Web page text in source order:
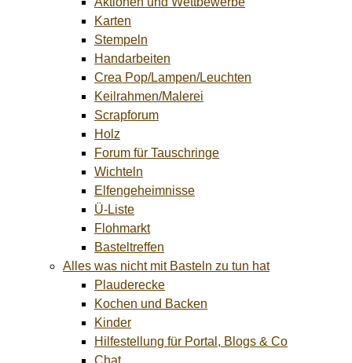
Karten
Stempeln
Handarbeiten
Crea Pop/Lampen/Leuchten
Keilrahmen/Malerei
Scrapforum
Holz
Forum für Tauschringe
Wichteln
Elfengeheimnisse
Ü-Liste
Flohmarkt
Basteltreffen
Alles was nicht mit Basteln zu tun hat
Plauderecke
Kochen und Backen
Kinder
Hilfestellung für Portal, Blogs & Co
Chat